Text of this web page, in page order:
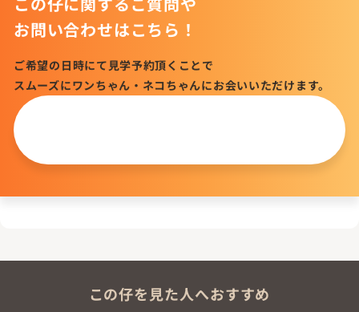
お問い合わせはこちら！
ご希望の日時にて見学予約頂くことで
スムーズにワンちゃん・ネコちゃんにお会いいただけます。
この仔を見た人へおすすめ